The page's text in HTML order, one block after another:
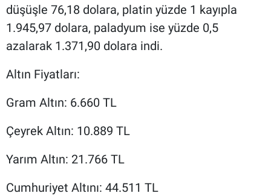
düşüşle 76,18 dolara, platin yüzde 1 kayıpla
1.945,97 dolara, paladyum ise yüzde 0,5
azalarak 1.371,90 dolara indi.
Altın Fiyatları:
Gram Altın: 6.660 TL
Çeyrek Altın: 10.889 TL
Yarım Altın: 21.766 TL
Cumhuriyet Altını: 44.511 TL